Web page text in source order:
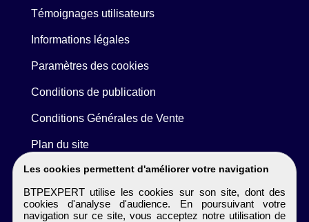
Les cookies permettent d'améliorer votre navigation
BTPEXPERT utilise les cookies sur son site, dont des
cookies d'analyse d'audience. En poursuivant votre
navigation sur ce site, vous acceptez notre utilisation de
Témoignages utilisateurs
Informations légales
Paramètres des cookies
Conditions de publication
Conditions Générales de Vente
Plan du site